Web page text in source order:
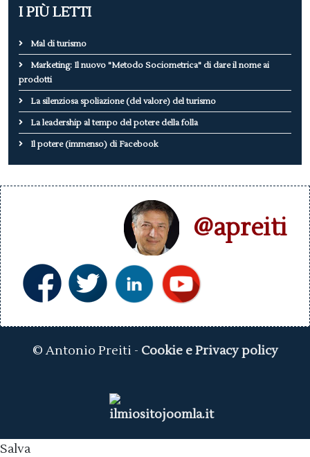
I PIÙ LETTI
Mal di turismo
Marketing: Il nuovo "Metodo Sociometrica" di dare il nome ai
prodotti
La silenziosa spoliazione (del valore) del turismo
La leadership al tempo del potere della folla
Il potere (immenso) di Facebook
@apreiti
© Antonio Preiti - Cookie e Privacy policy
Salva